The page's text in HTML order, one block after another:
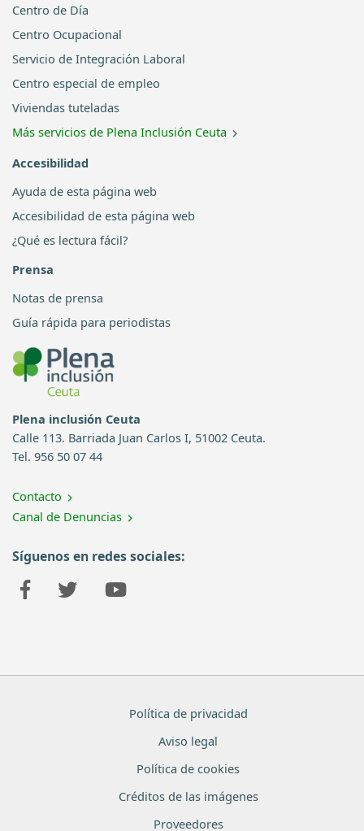
Centro de Día
Centro Ocupacional
Servicio de Integración Laboral
Centro especial de empleo
Viviendas tuteladas
Más servicios de Plena Inclusión Ceuta
Accesibilidad
Ayuda de esta página web
Accesibilidad de esta página web
¿Qué es lectura fácil?
Prensa
Notas de prensa
Guía rápida para periodistas
Plena inclusión Ceuta
Calle 113. Barriada Juan Carlos I, 51002 Ceuta.
Tel. 956 50 07 44
Contacto
Canal de Denuncias
Síguenos en redes sociales:
Política de privacidad
Aviso legal
Política de cookies
Créditos de las imágenes
Proveedores